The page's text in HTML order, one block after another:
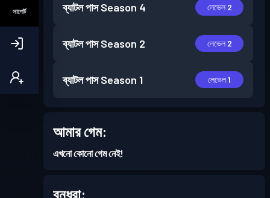
সাপোর্ট ব্যাটল পাস Season 4 লেভেল 2
ব্যাটল পাস Season 2 লেভেল 2
ব্যাটল পাস Season 1 লেভেল 1
আমার গেম:
এখনো কোনো গেম নেই!
বন্ধুরা: